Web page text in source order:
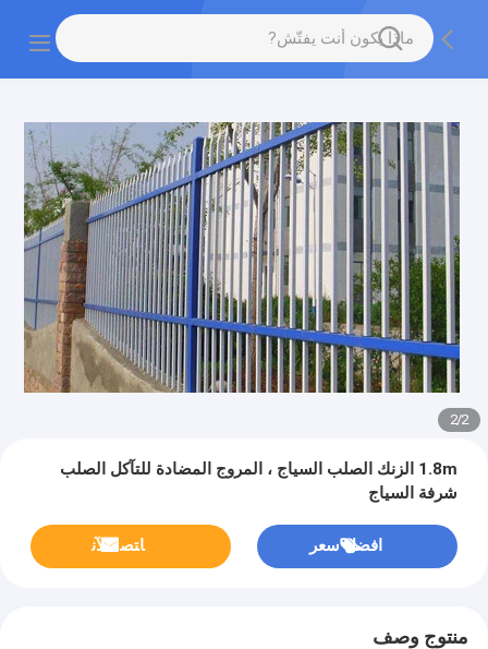
2
/
2
1.8m الزنك الصلب السياج ، المروج المضادة للتآكل الصلب
شرفة السياج
افضل سعر ﺎﺘﺼﻟ ﺍﻶﻧ
منتوج وصف